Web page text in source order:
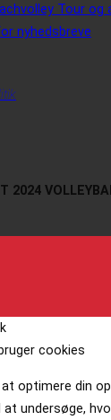
Tour og
nyhedsbreve
2024
cookies
optimere din
undersøge,